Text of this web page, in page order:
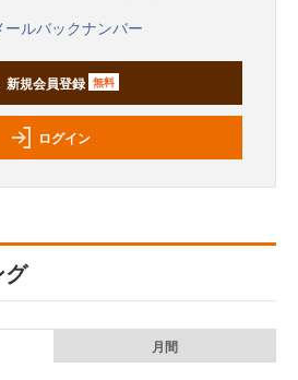
ールバックナンバー
新規会員登録 無料
ログイン
月間